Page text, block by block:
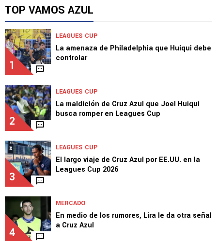
TOP VAMOS AZUL
1
LEAGUES CUP
La amenaza de Philadelphia que Huiqui debe
controlar
2
LEAGUES CUP
La maldición de Cruz Azul que Joel Huiqui
busca romper en Leagues Cup
3
LEAGUES CUP
El largo viaje de Cruz Azul por EE.UU. en la
Leagues Cup 2026
4
MERCADO
En medio de los rumores, Lira le da otra señal
a Cruz Azul